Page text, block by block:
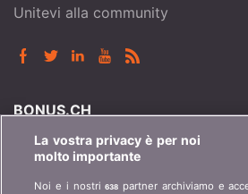
Unitevi alla community
BONUS.CH
Chi è bonus.ch? Come
La vostra privacy è per noi
molto importante
Noi e i nostri638 partner archiviamo e